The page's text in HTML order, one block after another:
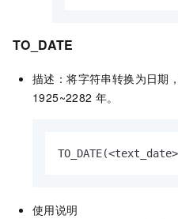
TO_DATE
描述：将字符串转换为日期
1925~2282 年。
TO_DATE(<text_date>
使用说明